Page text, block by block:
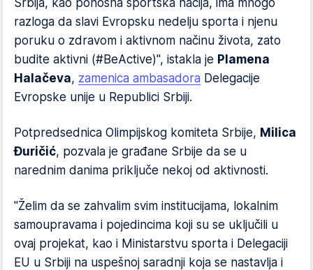
Srbija, kao ponosna sportska nacija, ima mnogo
razloga da slavi Evropsku nedelju sporta i njenu
poruku o zdravom i aktivnom načinu života, zato
budite aktivni (#BeActive)", istakla je Plamena
Halačeva, zamenica ambasadora Delegacije
Evropske unije u Republici Srbiji.
Potpredsednica Olimpijskog komiteta Srbije, Milica
Đuričić, pozvala je građane Srbije da se u
narednim danima priključe nekoj od aktivnosti.
"Želim da se zahvalim svim institucijama, lokalnim
samoupravama i pojedincima koji su se uključili u
ovaj projekat, kao i Ministarstvu sporta i Delegaciji
EU u Srbiji na uspešnoj saradnji koja se nastavlja i